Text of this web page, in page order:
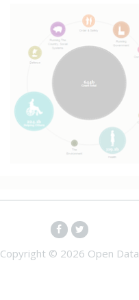
Copyright © 2026 Open Data